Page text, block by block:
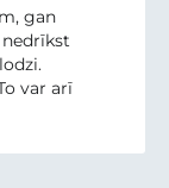
gan
var arī